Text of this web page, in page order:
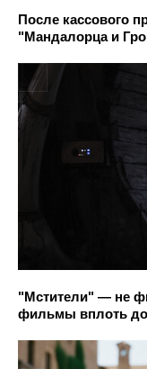
После кассового
"Мандалорца и
"Мстители" — не
фильмы вплоть до